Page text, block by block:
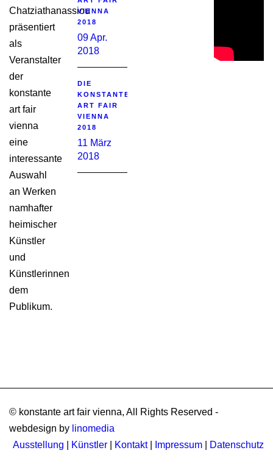
Chatziathanassiou
präsentiert
als
Veranstalter
der
konstante
art fair
vienna
eine
interessante
Auswahl
an Werken
namhafter
heimischer
Künstler
und
Künstlerinnen
dem
Publikum.
VIENNA
2018
09 Apr.
2018
DIE
KONSTANTE
ART FAIR
VIENNA
2018
11 März
2018
© konstante art fair vienna, All Rights Reserved -
webdesign by linomedia
Ausstellung
Künstler Kontakt| Impressum Datenschutz